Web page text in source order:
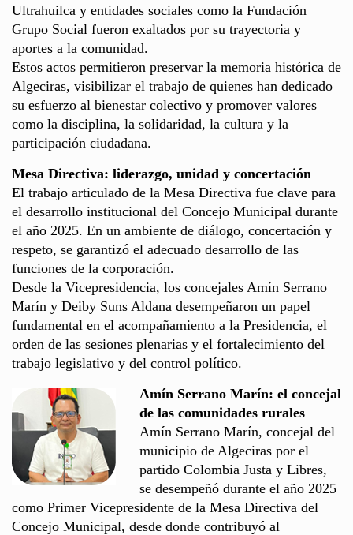
Ultrahuilca y entidades sociales como la Fundación
Grupo Social fueron exaltados por su trayectoria y
aportes a la comunidad.
Estos actos permitieron preservar la memoria histórica de
Algeciras, visibilizar el trabajo de quienes han dedicado
su esfuerzo al bienestar colectivo y promover valores
como la disciplina, la solidaridad, la cultura y la
participación ciudadana.
Mesa Directiva: liderazgo, unidad y concertación
El trabajo articulado de la Mesa Directiva fue clave para
el desarrollo institucional del Concejo Municipal durante
el año 2025. En un ambiente de diálogo, concertación y
respeto, se garantizó el adecuado desarrollo de las
funciones de la corporación.
Desde la Vicepresidencia, los concejales Amín Serrano
Marín y Deiby Suns Aldana desempeñaron un papel
fundamental en el acompañamiento a la Presidencia, el
orden de las sesiones plenarias y el fortalecimiento del
trabajo legislativo y del control político.
Amín Serrano Marín: el concejal
de las comunidades rurales
Amín Serrano Marín, concejal del
municipio de Algeciras por el
partido Colombia Justa y Libres,
se desempeñó durante el año 2025
como Primer Vicepresidente de la Mesa Directiva del
Concejo Municipal, desde donde contribuyó al